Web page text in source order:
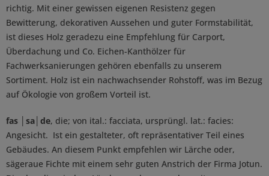
richtig. Mit einer gewissen eigenen Resistenz gegen
Bewitterung, dekorativen Aussehen und guter Formstabilität,
ist dieses Holz geradezu eine Empfehlung für Carport,
Überdachung und Co. Eichen-Kanthölzer für
Fachwerksanierungen gehören ebenfalls zu unserem
Sortiment. Holz ist ein nachwachsender Rohstoff, was im Bezug
auf Ökologie von großem Vorteil ist.
fas │sa│de, die; von ital.: facciata, ursprüngl. lat.: facies:
Angesicht. Ist ein gestalteter, oft repräsentativer Teil eines
Gebäudes. An diesem Punkt empfehlen wir Lärche oder,
sägeraue Fichte mit einem sehr guten Anstrich der Firma Jotun.